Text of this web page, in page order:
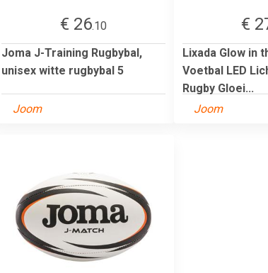
€ 26.10
Joma J-Training Rugbybal,
unisex witte rugbybal 5
Joom
€
Lixada Glow in
Voetbal LED
Rugby Gloei...
Joom